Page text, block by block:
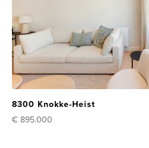
8300 Knokke-Heist
€ 895.000